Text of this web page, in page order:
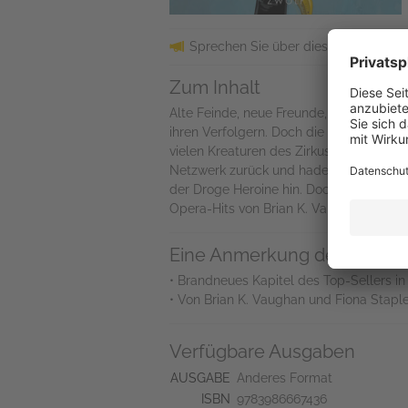
Sprechen Sie über dieses Buch?
Zum Inhalt
Alte Feinde, neue Freunde,
ihren Verfolgern. Doch die Reise ist
vielen Kreaturen des Zirkus und lernt
Netzwerk zurück und hadert mit
der Droge Heroine hin. Doch niemand
Opera-Hits von Brian K. Vaughan und
Eine Anmerkung des Verlags
• Brandneues Kapitel des Top-Sellers
• Von Brian K. Vaughan und Fiona
Verfügbare Ausgaben
AUSGABE Anderes Format
ISBN
9783986667436